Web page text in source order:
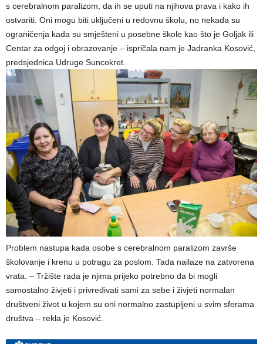
s cerebralnom paralizom, da ih se uputi na njihova prava i kako ih
ostvariti. Oni mogu biti uključeni u redovnu školu, no nekada su
ograničenja kada su smješteni u posebne škole kao što je Goljak ili
Centar za odgoj i obrazovanje – ispričala nam je Jadranka Kosović,
predsjednica Udruge Suncokret.
Problem nastupa kada osobe s cerebralnom paralizom završe
školovanje i krenu u potragu za poslom. Tada nailaze na zatvorena
vrata. – Tržište rada je njima prijeko potrebno da bi mogli
samostalno živjeti i privređivati sami za sebe i živjeti normalan
društveni život u kojem su oni normalno zastupljeni u svim sferama
društva – rekla je Kosović.